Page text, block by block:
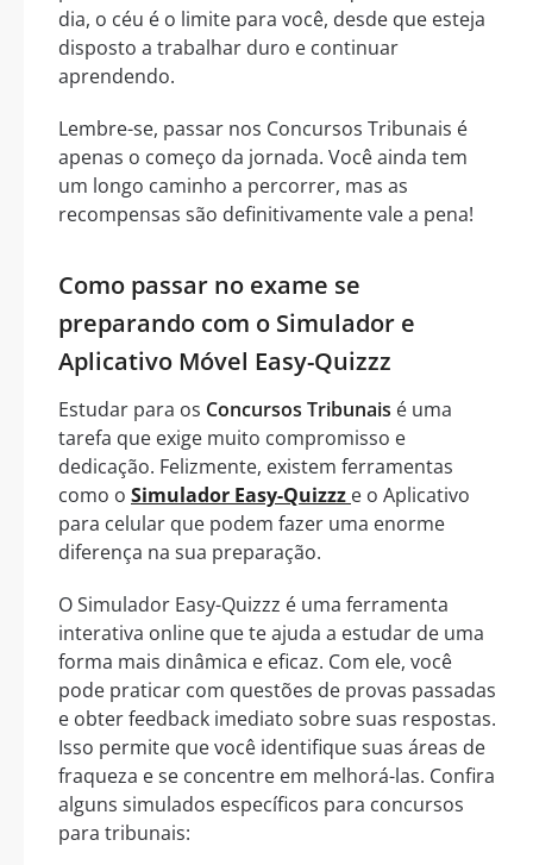
dia, o céu é o limite para você, desde que esteja
disposto a trabalhar duro e continuar
aprendendo.
Lembre-se, passar nos Concursos Tribunais é
apenas o começo da jornada. Você ainda tem
um longo caminho a percorrer, mas as
recompensas são definitivamente vale a pena!
Como passar no exame se
preparando com o Simulador e
Aplicativo Móvel Easy-Quizzz
Estudar para os Concursos Tribunais é uma
tarefa que exige muito compromisso e
dedicação. Felizmente, existem ferramentas
como o Simulador Easy-Quizzz e o Aplicativo
para celular que podem fazer uma enorme
diferença na sua preparação.
O Simulador Easy-Quizzz é uma ferramenta
interativa online que te ajuda a estudar de uma
forma mais dinâmica e eficaz. Com ele, você
pode praticar com questões de provas passadas
e obter feedback imediato sobre suas respostas.
Isso permite que você identifique suas áreas de
fraqueza e se concentre em melhorá-las. Confira
alguns simulados específicos para concursos
para tribunais: